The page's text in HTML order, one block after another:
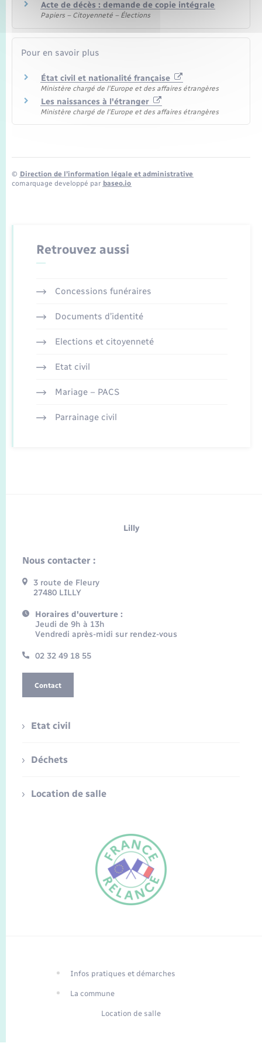
Traduction du
Acte de décès : demande de copie intégrale
Papiers – Citoyenneté – Élections
Pour en savoir plus
État civil et nationalité française
Ministère chargé de l'Europe et des affaires étrangères
Les naissances à l'étranger
Ministère chargé de l'Europe et des affaires étrangères
© Direction de l’information légale et administrative
comarquage developpé par baseo.io
Retrouvez aussi
Concessions funéraires
Documents d’identité
Elections et citoyenneté
Etat civil
Mariage – PACS
Parrainage civil
Lilly
Nous contacter :
3 route de Fleury
27480 LILLY
Horaires d'ouverture :
Jeudi de 9h à 13h
Vendredi après-midi sur rendez-vous
02 32 49 18 55
Contact
Etat civil
Déchets
Location de salle
Infos pratiques et démarches
La commune
Location de salle